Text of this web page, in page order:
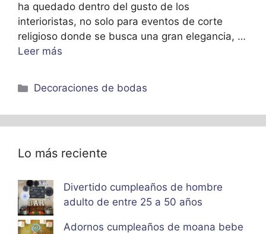
ha quedado dentro del gusto de los
interioristas, no solo para eventos de corte
religioso donde se busca una gran elegancia, …
Leer más
Categorías
Decoraciones de bodas
Lo más reciente
Divertido cumpleaños de hombre
adulto de entre 25 a 50 años
Adornos cumpleaños de moana bebe